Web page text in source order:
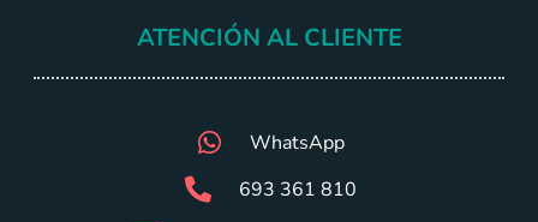
ATENCIÓN AL CLIENTE
WhatsApp
693 361 810